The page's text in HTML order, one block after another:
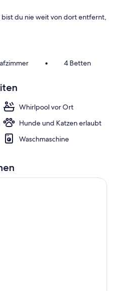
bist du nie weit von dort entfernt,
• 4 Betten
Whirlpool vor Ort
Hunde und Katzen erlaubt
Waschmaschine